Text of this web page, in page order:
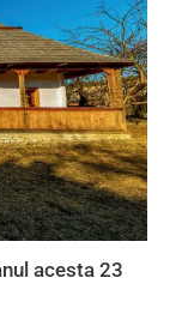
acesta 23